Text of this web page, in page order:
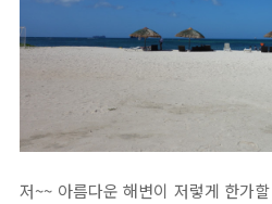
저~~ 아름다운 해변이 저렇게 한가